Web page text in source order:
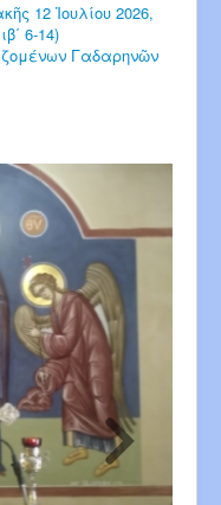
12 Ἰουλίου 2026,
6-14)
Γαδαρηνῶν